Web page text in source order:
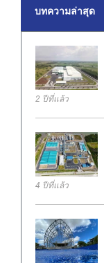
บทความล่าสุด
2 ปีที่แล้ว
4 ปีที่แล้ว